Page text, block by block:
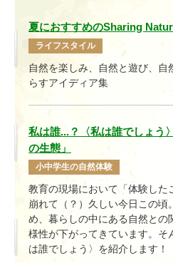
夏におすすめのSharing
ライフスタイル
自然を楽しみ、自然と遊び、自
らすアイディア集
私は誰...？〈私は誰でしょう
の生態」
小中学生の自然体験
教育の現場において 「体験し
崩れて（？） 久しい今日この頃
め、暮らしの中にある自然との
様性が下がってきています。そ
は誰でしょう〉を紹介し ます ！